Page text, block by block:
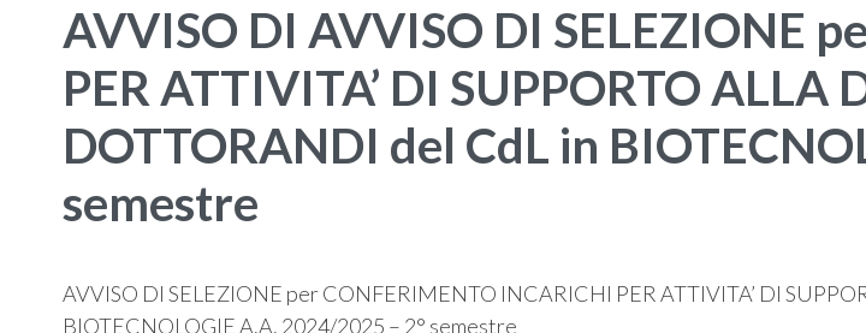
AVVISO DI AVVISO DI SELEZIONE
PER ATTIVITA’ DI SUPPORTO
DOTTORANDI del CdL in
semestre
AVVISO DI SELEZIONE per CONFERIMENTO INCARICHI PER ATTIVITA’ DI
BIOTECNOLOGIE A.A. 2024/2025 – 2° semestre